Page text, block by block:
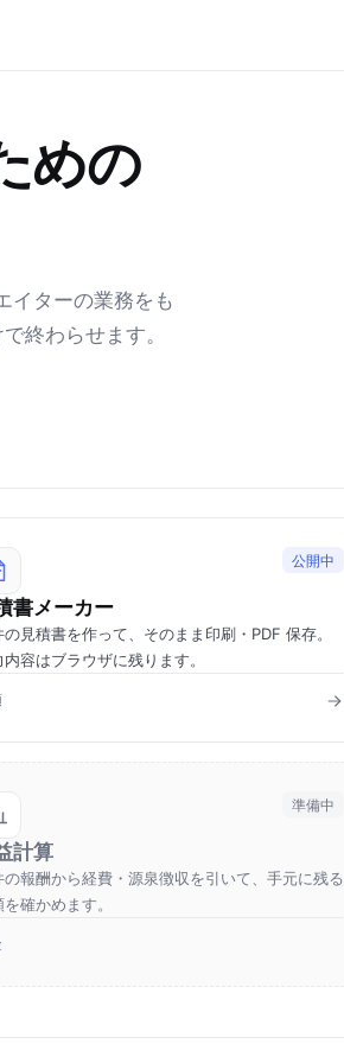
めの
イターの業務をも
終わらせます。
公開中
書メーカー
の見積書を作って、そのまま印刷・PDF 保存。
内容はブラウザに残ります。
準備中
計算
の報酬から経費・源泉徴収を引いて、手元に残る
確かめます。